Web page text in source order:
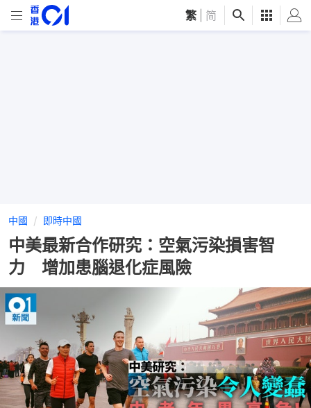
繁 简
中國 即時中國
中美最新合作研究：空氣污染損害智
力 增加患腦退化症風險